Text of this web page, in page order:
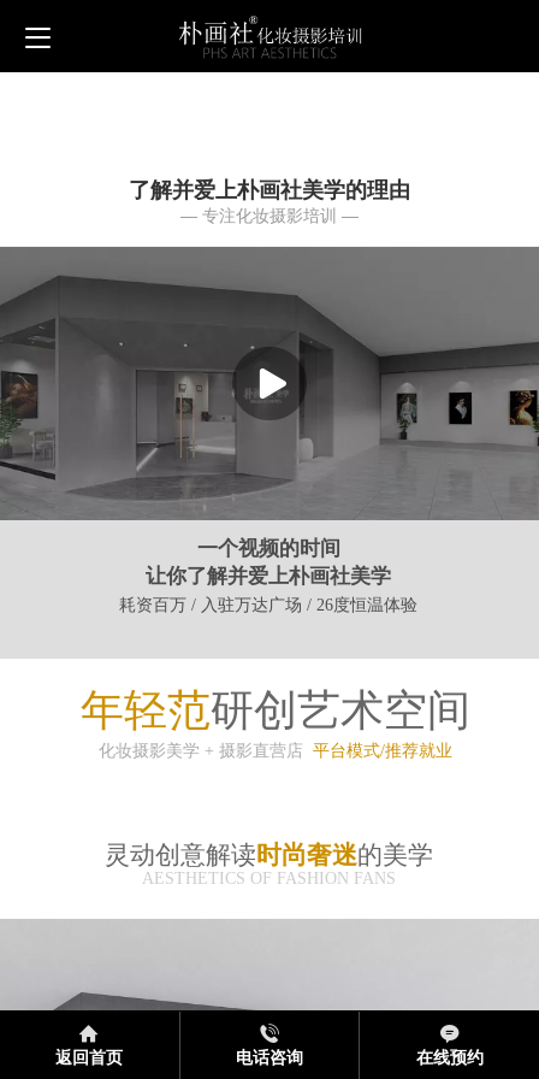
了解并爱上朴画社美学的理由
— 专注化妆摄影培训 —
一个视频的时间
让你了解并爱上朴画社美学
耗资百万 / 入驻万达广场 / 26度恒温体验
年轻范研创艺术空间
化妆摄影美学 + 摄影直营店平台模式/推荐就业
AESTHETICS OF FASHION FANS
灵动创意解读时尚奢迷的美学
返回首页 电话咨询 在线预约